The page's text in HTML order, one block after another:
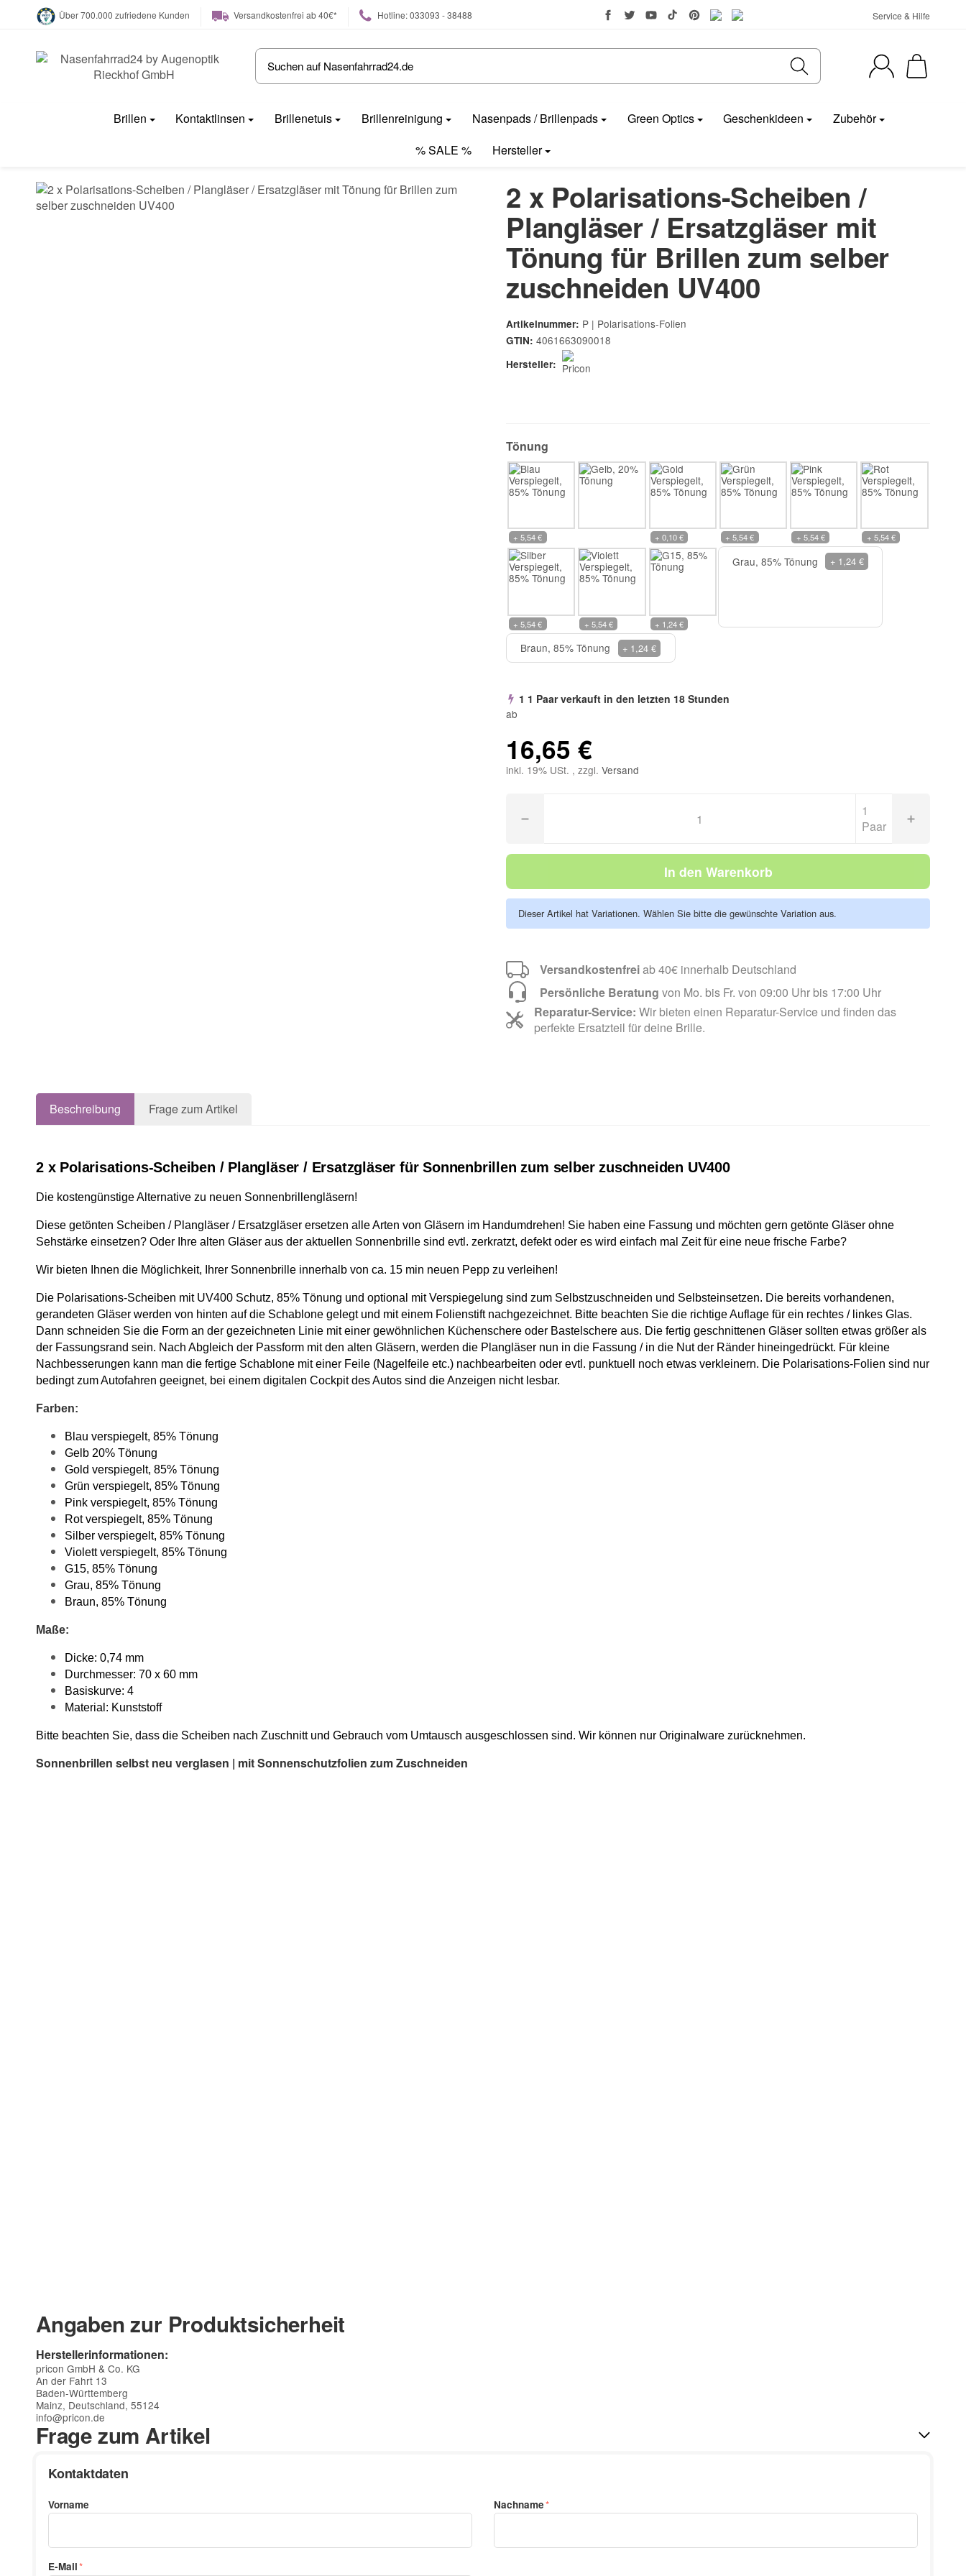
Über 700.000 zufriedene Kunden Versandkostenfrei ab 40€* Hotline: 033093 - 38488 Service & Hilfe
Brillen Kontaktlinsen Brillenetuis Brillenreinigung Nasenpads / Brillenpads Green Optics Geschenkideen
Zubehör
% SALE %
Hersteller
2 x Polarisations-Scheiben /
Plangläser / Ersatzgläser mit
Tönung für Brillen zum selber
zuschneiden UV400
Artikelnummer: P | Polarisations-Folien
GTIN: 4061663090018
Hersteller:
Tönung
+ 5,54 € + 0,10 € + 5,54 € + 5,54 € + 5,54 €
+ 5,54 € + 5,54 € + 1,24 €
Grau, 85% Tönung + 1,24 €
Braun, 85% Tönung + 1,24 €
1 1 Paar verkauft in den letzten 18 Stunden
ab
16,65 €
inkl. 19% USt. , zzgl. Versand
1
Paar
In den Warenkorb
Dieser Artikel hat Variationen. Wählen Sie bitte die gewünschte Variation aus.
Versandkostenfreiab 40€ innerhalb Deutschland
Persönliche Beratung von Mo. bis Fr. von 09:00 Uhr bis 17:00 Uhr
Reparatur-Service: Wir bieten einen Reparatur-Service und finden das
perfekte Ersatzteil für deine Brille.
Beschreibung Frage zum Artikel
2 x Polarisations-Scheiben / Plangläser / Ersatzgläser für Sonnenbrillen zum selber zuschneiden UV400
Die kostengünstige Alternative zu neuen Sonnenbrillengläsern!
Diese getönten Scheiben / Plangläser / Ersatzgläser ersetzen alle Arten von Gläsern im Handumdrehen! Sie haben eine Fassung und möchten gern getönte Gläser ohne
Sehstärke einsetzen? Oder Ihre alten Gläser aus der aktuellen Sonnenbrille sind evtl. zerkratzt, defekt oder es wird einfach mal Zeit für eine neue frische Farbe?
Wir bieten Ihnen die Möglichkeit, Ihrer Sonnenbrille innerhalb von ca. 15 min neuen Pepp zu verleihen!
Die Polarisations-Scheiben mit UV400 Schutz, 85% Tönung und optional mit Verspiegelung sind zum Selbstzuschneiden und Selbsteinsetzen. Die bereits vorhandenen,
gerandeten Gläser werden von hinten auf die Schablone gelegt und mit einem Folienstift nachgezeichnet. Bitte beachten Sie die richtige Auflage für ein rechtes / linkes Glas.
Dann schneiden Sie die Form an der gezeichneten Linie mit einer gewöhnlichen Küchenschere oder Bastelschere aus. Die fertig geschnittenen Gläser sollten etwas größer als
der Fassungsrand sein. Nach Abgleich der Passform mit den alten Gläsern, werden die Plangläser nun in die Fassung / in die Nut der Ränder hineingedrückt. Für kleine
Nachbesserungen kann man die fertige Schablone mit einer Feile (Nagelfeile etc.) nachbearbeiten oder evtl. punktuell noch etwas verkleinern. Die Polarisations-Folien sind nur
bedingt zum Autofahren geeignet, bei einem digitalen Cockpit des Autos sind die Anzeigen nicht lesbar.
Farben:
Blau verspiegelt, 85% Tönung
Gelb 20% Tönung
Gold verspiegelt, 85% Tönung
Grün verspiegelt, 85% Tönung
Pink verspiegelt, 85% Tönung
Rot verspiegelt, 85% Tönung
Silber verspiegelt, 85% Tönung
Violett verspiegelt, 85% Tönung
G15, 85% Tönung
Grau, 85% Tönung
Braun, 85% Tönung
Maße:
Dicke: 0,74 mm
Durchmesser: 70 x 60 mm
Basiskurve: 4
Material: Kunststoff
Bitte beachten Sie, dass die Scheiben nach Zuschnitt und Gebrauch vom Umtausch ausgeschlossen sind. Wir können nur Originalware zurücknehmen.
Sonnenbrillen selbst neu verglasen | mit Sonnenschutzfolien zum Zuschneiden
Angaben zur Produktsicherheit
Herstellerinformationen:
pricon GmbH & Co. KG
An der Fahrt 13
Baden-Württemberg
Mainz, Deutschland, 55124
info@pricon.de
Frage zum Artikel
Kontaktdaten
Vorname Nachname
E-Mail